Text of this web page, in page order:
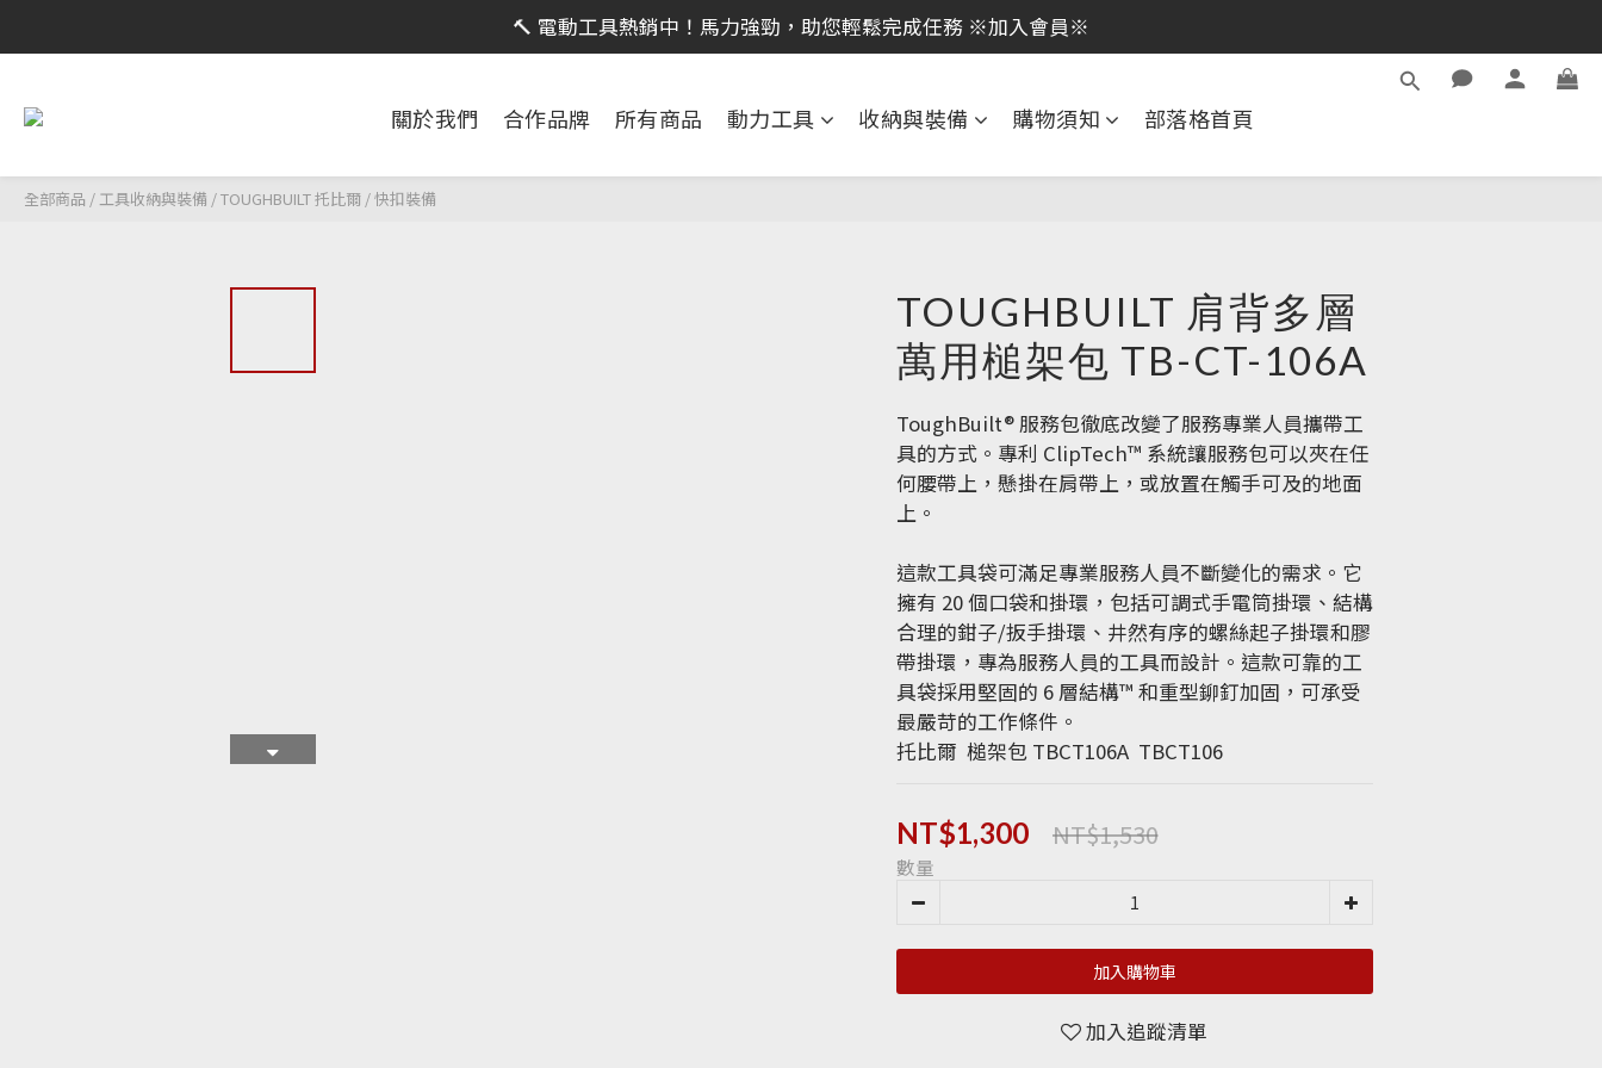
限時活動｜全館消費滿 NT$599 即享免運費，工具補貨趁現在！立即逛活動商品
限時活動｜全館消費滿 NT$599 即享免運費，工具補貨趁現在！立即逛活動商品
關於我們 合作品牌 所有商品 動力工具 收納與裝備 購物須知 部落格首頁
全部商品 /工具收納與裝備 /TOUGHBUILT 托比爾 /快扣裝備
TOUGHBUILT 肩背多層
萬用槌架包 TB-CT-106A
ToughBuilt® 服務包徹底改變了服務專業人員攜帶工
具的方式。專利 ClipTech™ 系統讓服務包可以夾在任
何腰帶上，懸掛在肩帶上，或放置在觸手可及的地面
上。
這款工具袋可滿足專業服務人員不斷變化的需求。它
擁有 20 個口袋和掛環，包括可調式手電筒掛環、結構
合理的鉗子/扳手掛環、井然有序的螺絲起子掛環和膠
帶掛環，專為服務人員的工具而設計。這款可靠的工
具袋採用堅固的 6 層結構™ 和重型鉚釘加固，可承受
最嚴苛的工作條件。
托比爾  槌架包 TBCT106A  TBCT106
NT$1,300 NT$1,530
數量
加入購物車
加入追蹤清單